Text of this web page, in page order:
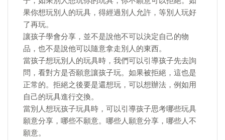
果你想玩別人的玩具，得經過別人允許，等別人玩好
了再玩。
讓孩子學會分享，並不是說他不可以決定自己的物
品，也不是說他可以隨意拿走別人的東西。
當孩子想玩別人的玩具時，我們可以引導孩子先去詢
問，看對方是否願意讓孩子玩。如果被拒絕，這也是
正常的。拒絕之後要是還想玩，可以想辦法，例如用
自己的玩具進行交換。
當別人想玩孩子玩具時，可以引導孩子思考哪些玩具
願意分享，哪些不願意。哪些人願意分享，哪些人不
願意。